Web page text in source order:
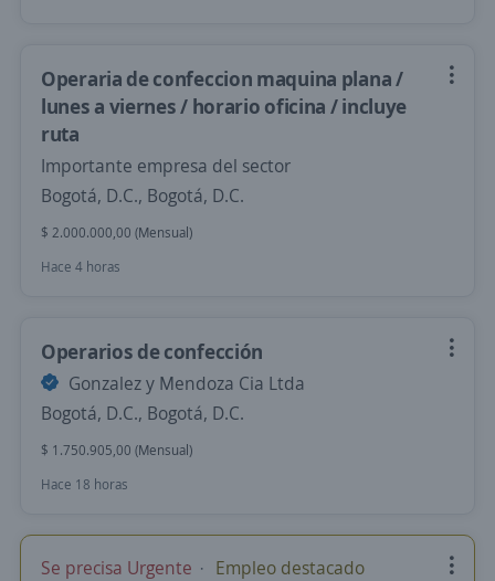
Operaria de confeccion maquina plana /
lunes a viernes / horario oficina / incluye
ruta
Importante empresa del sector
Bogotá, D.C., Bogotá, D.C.
$ 2.000.000,00 (Mensual)
Hace 4 horas
Operarios de confección
Gonzalez y Mendoza Cia Ltda
Bogotá, D.C., Bogotá, D.C.
$ 1.750.905,00 (Mensual)
Hace 18 horas
Se precisa Urgente Empleo destacado